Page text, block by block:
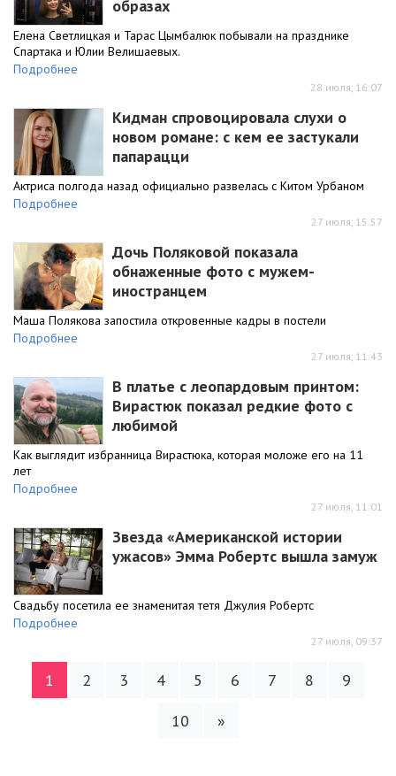
образах
Елена Светлицкая и Тарас Цымбалюк побывали на празднике
Спартака и Юлии Велишаевых.
Подробнее
28 июля, 16:07
Кидман спровоцировала слухи о
новом романе: с кем ее застукали
папарацци
Актриса полгода назад официально развелась с Китом Урбаном
Подробнее
27 июля, 15:57
Дочь Поляковой показала
обнаженные фото с мужем-
иностранцем
Маша Полякова запостила откровенные кадры в постели
Подробнее
27 июля, 11:43
В платье с леопардовым принтом:
Вирастюк показал редкие фото с
любимой
Как выглядит избранница Вирастюка, которая моложе его на 11
лет
Подробнее
27 июля, 11:01
Звезда «Американской истории
ужасов» Эмма Робертс вышла замуж
Свадьбу посетила ее знаменитая тетя Джулия Робертс
Подробнее
27 июля, 09:37
1 2 3 4 5 6 7 8
9
10
»